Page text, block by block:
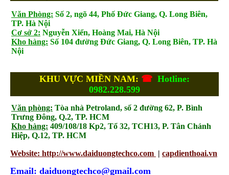
Văn Phòng: Số 2, ngõ 44, Phố Đức Giang, Q. Long Biên,
TP. Hà Nội
Cơ sở 2: Nguyễn Xiển, Hoàng Mai, Hà Nội
Kho hàng: Số 104 đường Đức Giang, Q. Long Biên, TP. Hà
Nội
KHU VỰC MIỀN NAM: ☎ Hotline:
0982.228.599
Văn phòng: Tòa nhà Petroland, số 2 đường 62, P. Bình
Trưng Đông, Q.2, TP. HCM
Kho hàng: 409/108/18 Kp2, Tổ 32, TCH13, P. Tân Chánh
Hiệp, Q.12, TP. HCM
Website: http://www.daiduongtechco.com | capdienthoai.vn
Email: daiduongtechco@gmail.com